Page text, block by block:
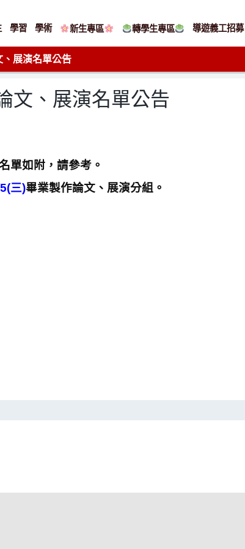
學習 學術 新生專區 轉學生專區 導遊義工招募
、展演名單公告
文、展演名單公告
單如附，請參考。
三)畢業製作論文、展演分組。